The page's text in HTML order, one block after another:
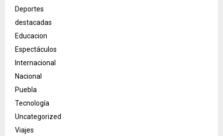
Deportes
destacadas
Educacion
Espectáculos
Internacional
Nacional
Puebla
Tecnología
Uncategorized
Viajes